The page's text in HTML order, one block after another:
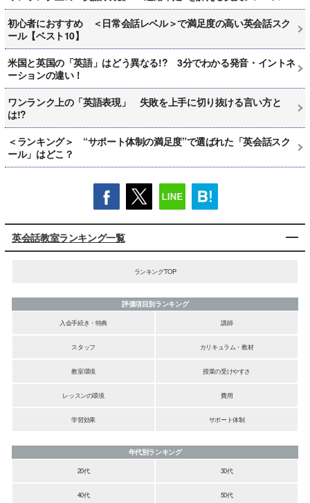
初心者におすすめ ＜日常会話レベル＞で満足度の高い英会話スク
ール【ベスト10】
米国と英国の「英語」はどう異なる!? 3分でわかる発音・イントネ
ーションの違い！
ワンランク上の「英語表現」 失敗を上手に切り抜ける言い方と
は!?
＜ランキング＞ “サポート体制の満足度”で選ばれた「英会話スク
ール」はどこ？
英会話教室ランキング一覧
ランキングTOP
評価項目別ランキング
入会手続き・特典
講師
スタッフ カリキュラム・教材
教室環境 授業の受けやすさ
レッスンの環境 費用
学習効果 サポート体制
年代別ランキング
20代
30代
40代 50代